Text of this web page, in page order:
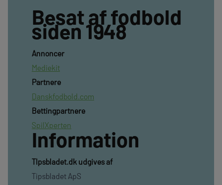
Besat af fodbold
siden 1948
Annoncer
Mediekit
Partnere
Danskfodbold.com
Bettingpartnere
SpilXperten
Information
TIpsbladet.dk udgives af
Tipsbladet ApS